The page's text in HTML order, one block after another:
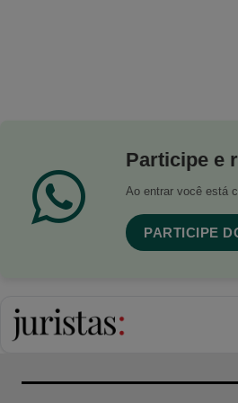
Participe e
Ao entrar você está
PARTICIPE